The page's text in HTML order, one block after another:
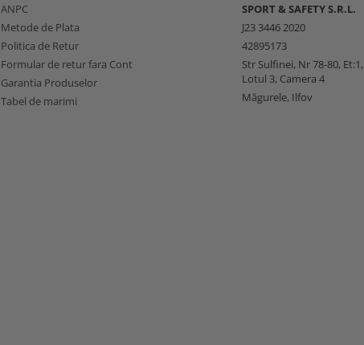
ANPC
Metode de Plata
Politica de Retur
Formular de retur fara Cont
Garantia Produselor
Tabel de marimi
SPORT & SAFETY S.R.L.
J23 3446 2020
42895173
Str Sulfinei, Nr 78-80, Et:1,
Lotul 3, Camera 4
Măgurele, Ilfov